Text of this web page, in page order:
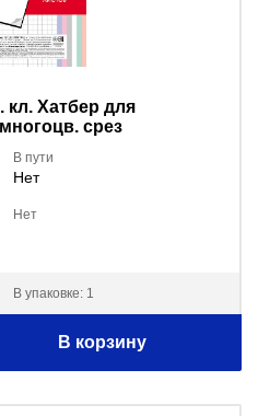
Хатбер для
срез
В пути
Нет
Нет
В упаковке: 1
В корзину